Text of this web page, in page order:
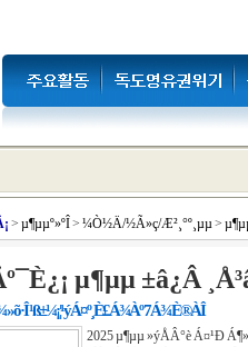
> µ¶µµº»ºÎ> ¼Ò½Ä/½Ã»ç/Æ²¸°º¸µµ>
µ¶µµ ±â¿Â
»õ·Î ¹ß±¼¡¦¹ýÁ¤º¸È£Á¾Àº 7Á¾ È®ÀÎ
2025 µ¶µµ »ýÅÂ°è Á¤¹Ð